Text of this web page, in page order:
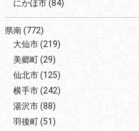
にかほ市(84)
県南(772)
大仙市(219)
美郷町(29)
仙北市(125)
横手市(242)
湯沢市(88)
羽後町(51)